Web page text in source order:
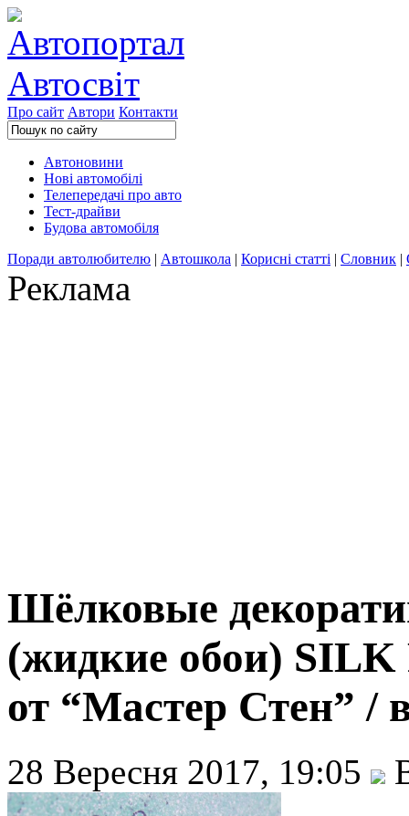
Про сайт Автори Контакти
Автоновини
Нові автомобілі
Телепередачі про авто
Тест-драйви
Будова автомобіля
Поради автолюбителю | Автошкола | Корисні статті | Словник |
Реклама
Шёлковые
(жидкие обои) SILK
от “Мастер Стен” /
28 Вересня 2017, 19:05